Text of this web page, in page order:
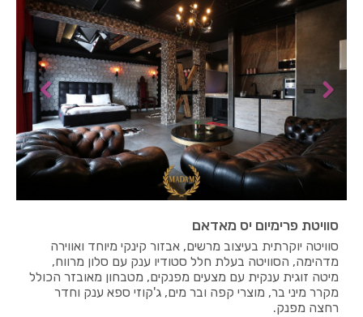
סוויטת פרימיום יס מאדאם
סוויטה יוקרתית בעיצוב מרשים, אבזור קינקי מיוחד ואווירה
מדהימה, הסוויטה בעלת חלל סטודיו ענק עם סלון מרווח,
מיטה זוגית ענקית עם מצעים מפנקים, מטבחון מאובזר הכולל
מקרר מיני בר, מוצרי קפה ובר מים, ג'קוזי ספא ענק וחדר
רחצה מפנק.